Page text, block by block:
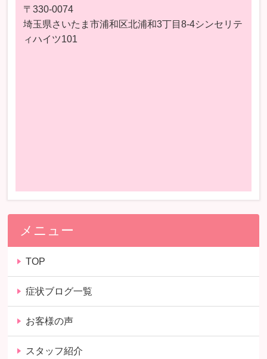
〒330-0074
埼玉県さいたま市浦和区北浦和3丁目8-4シンセリテ
ィハイツ101
メニュー
TOP
症状ブログ一覧
お客様の声
スタッフ紹介